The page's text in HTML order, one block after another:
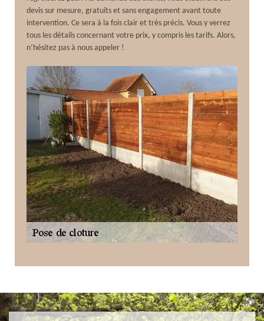
devis sur mesure, gratuits et sans engagement avant toute
intervention. Ce sera à la fois clair et très précis. Vous y verrez
tous les détails concernant votre prix, y compris les tarifs. Alors,
n’hésitez pas à nous appeler !